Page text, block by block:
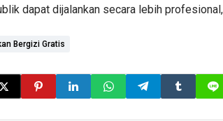
dapat dijalankan secara lebih profesional,
Bergizi Gratis